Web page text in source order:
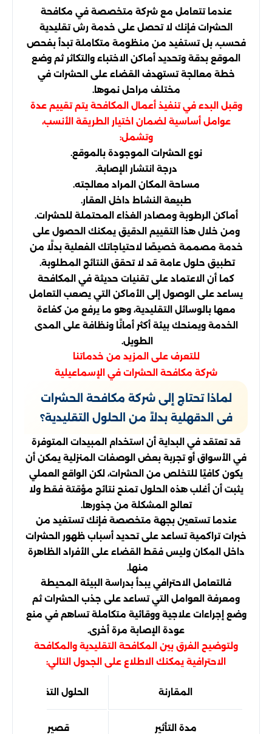
عندما تتعامل مع شركة متخصصة في مكافحة
الحشرات فإنك لا تحصل على خدمة رش تقليدية
فحسب، بل تستفيد من منظومة متكاملة تبدأ بفحص
الموقع بدقة وتحديد أماكن الاختباء والتكاثر ثم وضع
خطة معالجة تستهدف القضاء على الحشرات في
مختلف مراحل نموها.
وقبل البدء في تنفيذ أعمال المكافحة يتم تقييم عدة
عوامل أساسية لضمان اختيار الطريقة الأنسب،
وتشمل:
نوع الحشرات الموجودة بالموقع.
درجة انتشار الإصابة.
مساحة المكان المراد معالجته.
طبيعة النشاط داخل العقار.
أماكن الرطوبة ومصادر الغذاء المحتملة للحشرات.
ومن خلال هذا التقييم الدقيق يمكنك الحصول على
خدمة مصممة خصيصًا لاحتياجاتك الفعلية بدلًا من
تطبيق حلول عامة قد لا تحقق النتائج المطلوبة.
كما أن الاعتماد على تقنيات حديثة في المكافحة
يساعد على الوصول إلى الأماكن التي يصعب التعامل
معها بالوسائل التقليدية، وهو ما يرفع من كفاءة
الخدمة ويمنحك بيئة أكثر أمانًا ونظافة على المدى
الطويل.
للتعرف على المزيد من خدماتنا
شركة مكافحة الحشرات في الإسماعيلية
لماذا تحتاج إلى شركة مكافحة الحشرات
فى الدقهلية بدلاً من الحلول التقليدية؟
قد تعتقد في البداية أن استخدام المبيدات المتوفرة
في الأسواق أو تجربة بعض الوصفات المنزلية يمكن أن
يكون كافيًا للتخلص من الحشرات، لكن الواقع العملي
يثبت أن أغلب هذه الحلول تمنح نتائج مؤقتة فقط ولا
تعالج المشكلة من جذورها.
عندما تستعين بجهة متخصصة فإنك تستفيد من
خبرات تراكمية تساعد على تحديد أسباب ظهور الحشرات
داخل المكان وليس فقط القضاء على الأفراد الظاهرة
منها.
فالتعامل الاحترافي يبدأ بدراسة البيئة المحيطة
ومعرفة العوامل التي تساعد على جذب الحشرات ثم
وضع إجراءات علاجية ووقائية متكاملة تساهم في منع
عودة الإصابة مرة أخرى.
ولتوضيح الفرق بين المكافحة التقليدية والمكافحة
الاحترافية يمكنك الاطلاع على الجدول التالي:
المقارنة الحلول التقليدية
مدة التأثير قصيرة